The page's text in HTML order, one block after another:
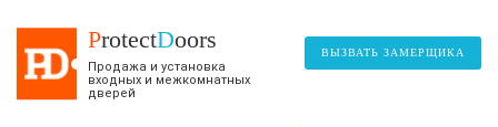
ProtectDoors
Продажа и установка
входных и межкомнатных
дверей
ВЫЗВАТЬ ЗАМЕРЩИКА